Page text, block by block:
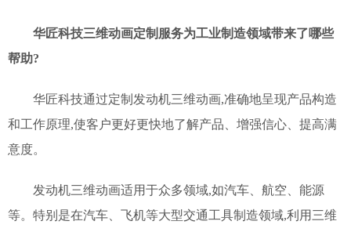
华匠科技三维动画定制服务为工业制造领域带来了哪些
帮助?
华匠科技通过定制发动机三维动画,准确地呈现产品构造
和工作原理,使客户更好更快地了解产品、增强信心、提高满
意度。
发动机三维动画适用于众多领域,如汽车、航空、能源
等。特别是在汽车、飞机等大型交通工具制造领域,利用三维